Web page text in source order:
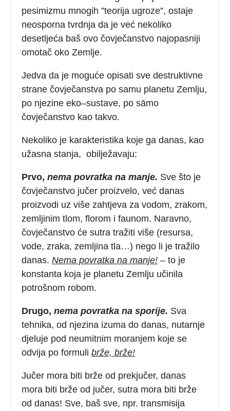
pesimizmu mnogih ”teorija ugroze”, ostaje
neosporna tvrdnja da je već nekoliko
desetljeća baš ovo čovječanstvo najopasniji
omotač oko Zemlje.
Jedva da je moguće opisati sve destruktivne
strane čovječanstva po samu planetu Zemlju,
po njezine eko–sustave, po sāmo
čovječanstvo kao takvo.
Nekoliko je karakteristika koje ga danas, kao
užasna stanja, obilježavaju:
Prvo,nema povratka na manje. Sve što je
čovječanstvo jučer proizvelo, već danas
proizvodi uz više zahtjeva za vodom, zrakom,
zemljinim tlom, florom i faunom. Naravno,
čovječanstvo će sutra tražiti više (resursa,
vode, zraka, zemljina tla…) nego li je tražilo
danas.Nema povratka na manje! – to je
konstanta koja je planetu Zemlju učinila
potrošnom robom.
Drugo,nema povratka na sporije. Sva
tehnika, od njezina izuma do danas, nutarnje
djeluje pod neumitnim moranjem koje se
odvija po formulibrže, brže!
Jučer mora biti brže od prekjučer, danas
mora biti brže od jučer, sutra mora biti brže
od danas! Sve, baš sve, npr. transmisija